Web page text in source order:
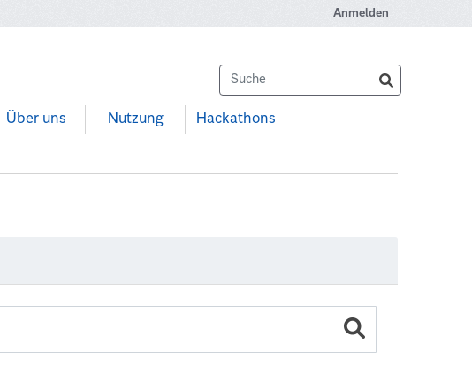
Anmelden
Über uns Nutzung Hackathons